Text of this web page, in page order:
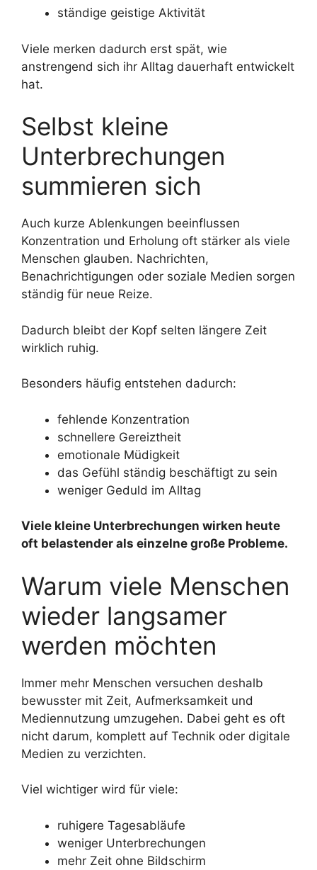
ständige geistige Aktivität
Viele merken dadurch erst spät, wie
anstrengend sich ihr Alltag dauerhaft entwickelt
hat.
Selbst kleine
Unterbrechungen
summieren sich
Auch kurze Ablenkungen beeinflussen
Konzentration und Erholung oft stärker als viele
Menschen glauben. Nachrichten,
Benachrichtigungen oder soziale Medien sorgen
ständig für neue Reize.
Dadurch bleibt der Kopf selten längere Zeit
wirklich ruhig.
Besonders häufig entstehen dadurch:
fehlende Konzentration
schnellere Gereiztheit
emotionale Müdigkeit
das Gefühl ständig beschäftigt zu sein
weniger Geduld im Alltag
Viele kleine Unterbrechungen wirken heute
oft belastender als einzelne große Probleme.
Warum viele Menschen
wieder langsamer
werden möchten
Immer mehr Menschen versuchen deshalb
bewusster mit Zeit, Aufmerksamkeit und
Mediennutzung umzugehen. Dabei geht es oft
nicht darum, komplett auf Technik oder digitale
Medien zu verzichten.
Viel wichtiger wird für viele:
ruhigere Tagesabläufe
weniger Unterbrechungen
mehr Zeit ohne Bildschirm